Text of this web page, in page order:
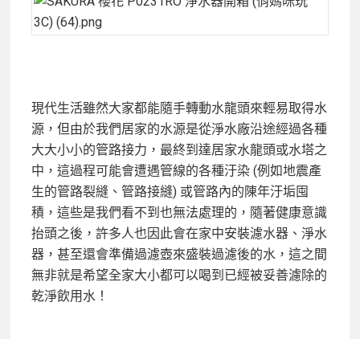
現代生活雖然大家都能隨手轉動水龍頭來輕易取得水
源，但由於我們居家的水源是從淨水廠沿途經過各種
大大小小的管路接力，最終到達居家水龍頭或水塔之
中，這過程可能會遭遇管線的各種汙染 (例如地震產
生的管路裂縫、管路接縫) 或管路內的陳年汙垢囤
積，這些是我們看不到也無法處理的，隨著健康意識
抬頭之後，許多人也因此會在家中安裝濾水器、淨水
器，甚至還會準備過濾壺來盛裝過濾後的水，這之間
無非就是希望全家大小都可以喝到已經被妥善濾除的
乾淨飲用水！